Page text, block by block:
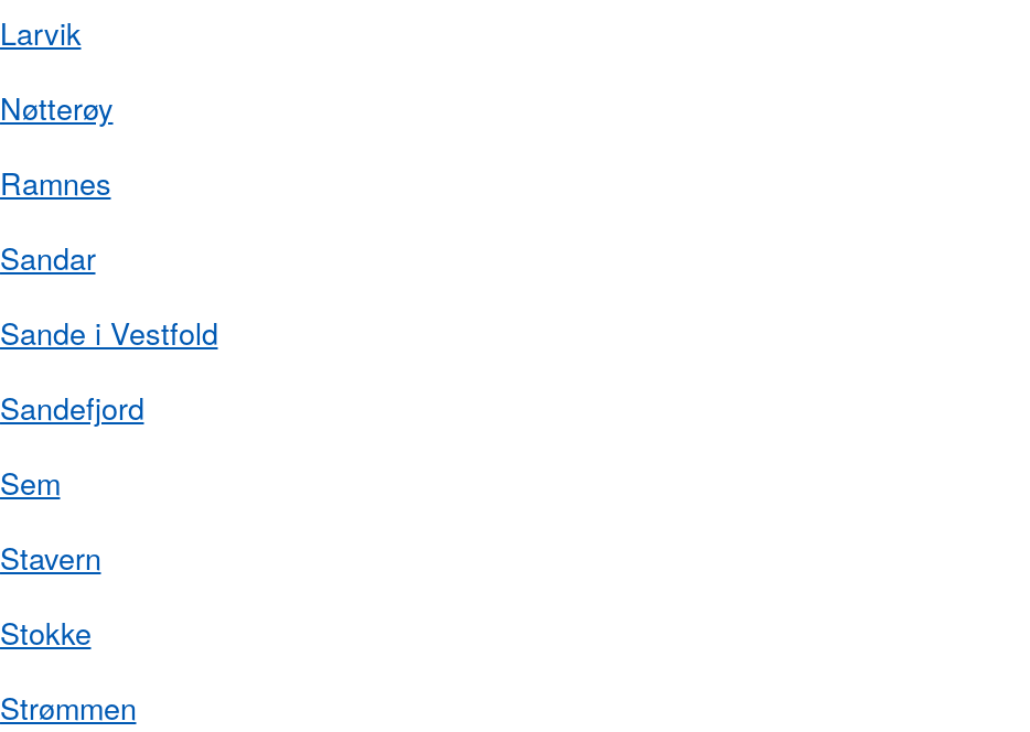
Larvik
Nøtterøy
Ramnes
Sandar
Sande i Vestfold
Sandefjord
Sem
Stavern
Stokke
Strømmen